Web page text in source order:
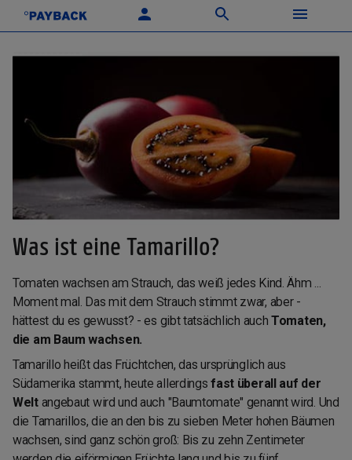
Was ist eine Tamarillo?
Tomaten wachsen am Strauch, das weiß jedes Kind. Ähm ...
Moment mal. Das mit dem Strauch stimmt zwar, aber -
hättest du es gewusst? - es gibt tatsächlich auchTomaten,
die am Baum wachsen.
Tamarillo heißt das Früchtchen, das ursprünglich aus
Südamerika stammt, heute allerdingsfast überall auf der
Welt angebaut wird und auch "Baumtomate" genannt wird. Und
die Tamarillos, die an den bis zu sieben Meter hohen Bäumen
wachsen, sind ganz schön groß: Bis zu zehn Zentimeter